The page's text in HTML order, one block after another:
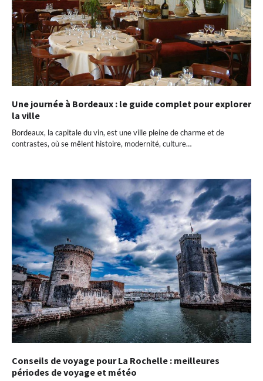
Une journée à Bordeaux : le guide complet pour explorer
la ville
Bordeaux, la capitale du vin, est une ville pleine de charme et de
contrastes, où se mêlent histoire, modernité, culture…
Conseils de voyage pour La Rochelle : meilleures
périodes de voyage et météo